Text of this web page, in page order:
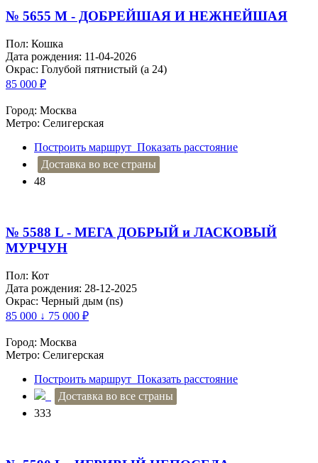
№ 5655 M - ДОБРЕЙШАЯ И НЕЖНЕЙШАЯ
Пол: Кошка
Дата рождения: 11-04-2026
Окрас: Голубой пятнистый (a 24)
85 000 ₽
Город: Москва
Метро: Селигерская
Построить маршрут Показать расстояние
Доставка во все страны
48
№ 5588 L - МЕГА ДОБРЫЙ и ЛАСКОВЫЙ
МУРЧУН
Пол: Кот
Дата рождения: 28-12-2025
Окрас: Черный дым (ns)
85 000 ↓ 75 000 ₽
Город: Москва
Метро: Селигерская
Построить маршрут Показать расстояние
Доставка во все страны
333